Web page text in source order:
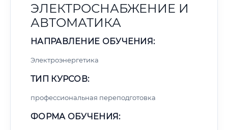
ЭЛЕКТРОСНАБЖЕНИЕ И
АВТОМАТИКА
НАПРАВЛЕНИЕ ОБУЧЕНИЯ:
Электроэнергетика
ТИП КУРСОВ:
профессиональная переподготовка
ФОРМА ОБУЧЕНИЯ: